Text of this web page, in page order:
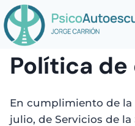
Saltar
al
contenido
Política
En cumplimiento de la
julio, de Servicios de la